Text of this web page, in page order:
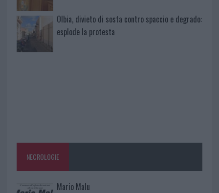
Olbia, divieto di sosta contro spaccio e degrado:
esplode la protesta
NECROLOGIE
Mario Malu